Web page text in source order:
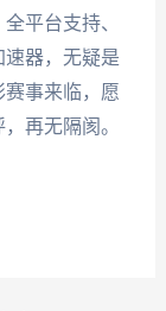
平台支持、
器，无疑是
事来临，愿
再无隔阂。